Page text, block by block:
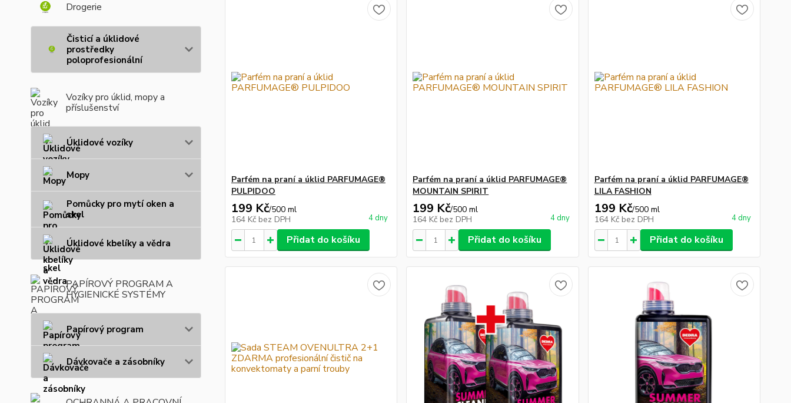
Drogerie
Čisticí a úklidové
prostředky
poloprofesionální
Vozíky pro úklid, mopy a
příslušenství
Úklidové vozíky
Mopy
Pomůcky pro mytí oken a
skel
Úklidové kbelíky a vědra
PAPÍROVÝ PROGRAM A
HYGIENICKÉ SYSTÉMY
Papírový program
Dávkovače a zásobníky
Parfém na praní a úklid PARFUMAGE®
PULPIDOO
199 Kč/500 ml
164 Kč bez DPH 4 dny
Přidat do košíku
Parfém na praní a úklid PARFUMAGE®
MOUNTAIN SPIRIT
199 Kč/500 ml
164 Kč bez DPH 4 dny
Přidat do košíku
Parfém na praní a úklid PARFUMAGE®
LILA FASHION
199 Kč/500 ml
164 Kč bez DPH 4 dny
Přidat do košíku